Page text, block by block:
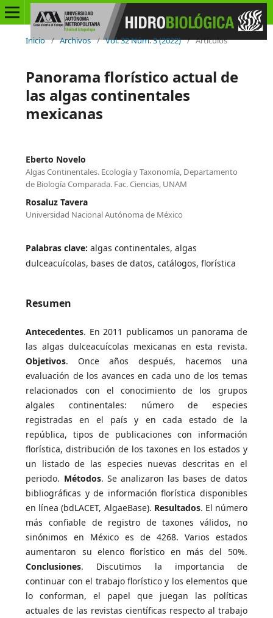
Inicio / Archivos / Vol. 32 Núm. 3 (2022) / Artículos
Panorama florístico actual de
las algas continentales
mexicanas
Eberto Novelo
Algas Continentales. Ecología y Taxonomía, Departamento
de Biología Comparada. Fac. Ciencias, UNAM
Rosaluz Tavera
Universidad Nacional Autónoma de México
Palabras clave:algas continentales, algas
dulceacuícolas, bases de datos, catálogos, florística
Resumen
Antecedentes. En 2011 publicamos un panorama de
las algas dulceacuícolas mexicanas en esta revista.
Objetivos. Once años después, hacemos una
evaluación de los avances en cada uno de los temas
relacionados con el conocimiento de los grupos
algales continentales: número de especies
registradas en el país y en cada estado de la
república, tipos de publicaciones con información
florística, distribución de los taxones en los estados y
un listado de las especies nuevas descritas en el
periodo. Métodos. Se analizaron las bases de datos
bibliográficas y de información florística disponibles
en línea (bdLACET, AlgaeBase). Resultados. El número
más confiable de registro de taxones válidos, no
sinónimos en México es de 4268. Varios estados
aumentaron su elenco florístico en más del 50%.
Conclusiones. Discutimos la importancia de
continuar con el trabajo florístico y los elementos que
lo conforman, el papel que juegan las políticas
actuales de las revistas científicas respecto al trabajo